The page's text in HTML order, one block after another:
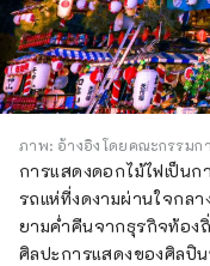
ภาพ: อ้างอิงโดยคณะกรรมก
การแสดงดอกไม้ไฟเป็น
รถแห่ที่งดงามผ่านใจกลา
ยามค่ำคืนจากธุรกิจท้อง
ศิลปะการแสดงของศิลปิ